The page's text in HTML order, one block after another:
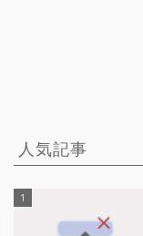
人気記事
1